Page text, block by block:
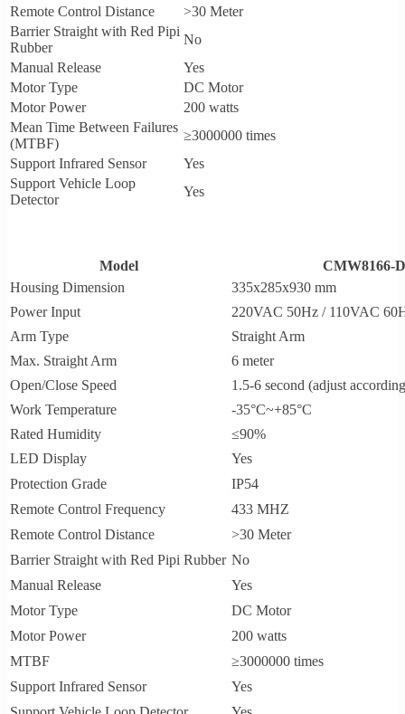
Remote Control Distance
>30 Meter
Barrier Straight with Red Pipi
Rubber
No
Manual Release
Yes
Motor Type
DC Motor
Motor Power
200 watts
Mean Time Between Failures
(MTBF)
≥3000000 times
Support Infrared Sensor
Yes
Support Vehicle Loop
Detector
Yes
Model
CMW8166-
Housing Dimension
335x285x930 mm
Power Input
220VAC 50Hz / 110VAC
Arm Type
Straight Arm
Max. Straight Arm
6 meter
Open/Close Speed
1.5-6 second (adjust
Work Temperature
-35°C~+85°C
Rated Humidity
≤90%
LED Display
Yes
Protection Grade
IP54
Remote Control Frequency
433 MHZ
Remote Control Distance
>30 Meter
Barrier Straight with Red Pipi Rubber No
Manual Release
Yes
Motor Type
DC Motor
Motor Power
200 watts
MTBF
≥3000000 times
Support Infrared Sensor
Yes